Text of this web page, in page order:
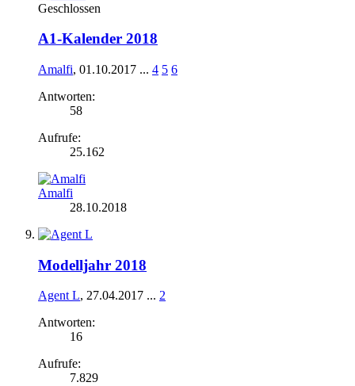
Geschlossen
A1-Kalender 2018
Amalfi, 01.10.2017 ... 4 5 6
Antworten:
58
Aufrufe:
25.162
Amalfi
28.10.2018
Modelljahr 2018
Agent L, 27.04.2017 ... 2
Antworten:
16
Aufrufe:
7.829